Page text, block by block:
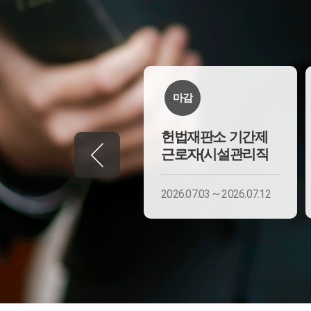
헌법재판소 기간제
근로자(시설관리직
마감
2026.07.20 ~ 2026.07.29
헌법재판소 기간제
근로자(시설관리직
마감
2026.07.03 ~ 2026.07.12